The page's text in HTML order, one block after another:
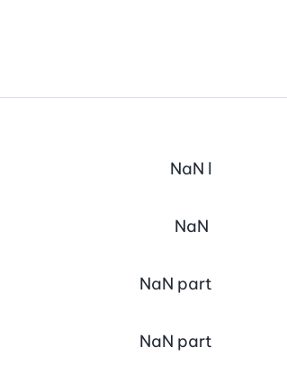
NaN l
NaN
NaN part
NaN part